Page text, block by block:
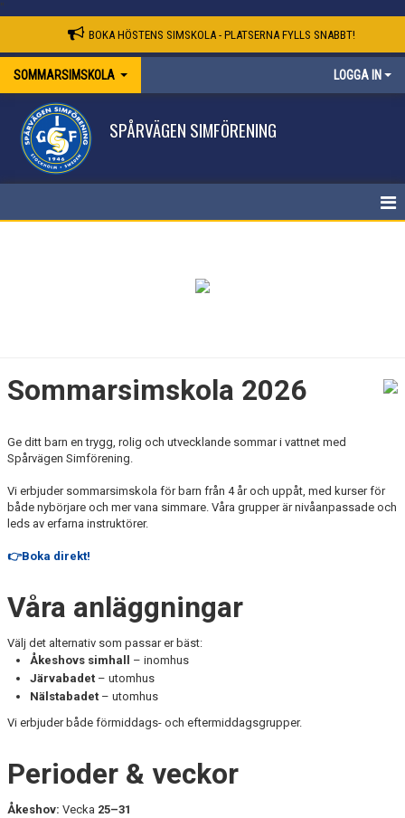
"
BOKA HÖSTENS SIMSKOLA - PLATSERNA FYLLS SNABBT!
SOMMARSIMSKOLA LOGGA IN
SPÅRVÄGEN SIMFÖRENING
Sommarsimskola 2026
Ge ditt barn en trygg, rolig och utvecklande sommar i vattnet med
Spårvägen Simförening.
Vi erbjuder sommarsimskola för barn från 4 år och uppåt, med kurser för
både nybörjare och mer vana simmare. Våra grupper är nivåanpassade och
leds av erfarna instruktörer.
👉Boka direkt!
Våra anläggningar
Välj det alternativ som passar er bäst:
Åkeshovs simhall
– inomhus
Järvabadet – utomhus
Nälstabadet – utomhus
Vi erbjuder både förmiddags- och eftermiddagsgrupper.
Perioder & veckor
Åkeshov: Vecka 25–31